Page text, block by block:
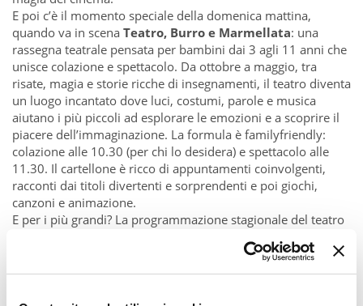
E poi c’è il momento speciale della domenica mattina,
quando va in scena Teatro, Burro e Marmellata: una
rassegna teatrale pensata per bambini dai 3 agli 11 anni che
unisce colazione e spettacolo. Da ottobre a maggio, tra
risate, magia e storie ricche di insegnamenti, il teatro diventa
un luogo incantato dove luci, costumi, parole e musica
aiutano i più piccoli ad esplorare le emozioni e a scoprire il
piacere dell’immaginazione. La formula è familyfriendly:
colazione alle 10.30 (per chi lo desidera) e spettacolo alle
11.30. Il cartellone è ricco di appuntamenti coinvolgenti,
racconti dai titoli divertenti e sorprendenti e poi giochi,
canzoni e animazione.
E per i più grandi? La programmazione stagionale del teatro
serate evento con stand-up comedy, comedy show e
concerti musicali, per un’offerta culturale vivace e